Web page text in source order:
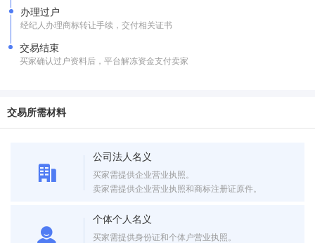
办理过户
经纪人办理商标转让手续，交付相关证书
交易结束
买家确认过户资料后，平台解冻资金支付卖家
交易所需材料
公司法人名义
买家需提供企业营业执照。
卖家需提供企业营业执照和商标注册证原件。
个体个人名义
买家需提供身份证和个体户营业执照。